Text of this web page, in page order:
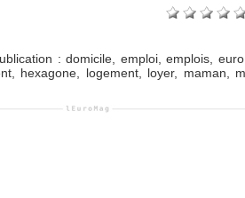
: domicile emploi, emplois euro,
, hexagone logement, loyer, maman